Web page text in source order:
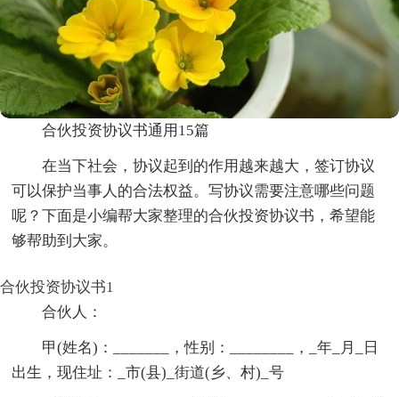
合伙投资协议书通用15篇
在当下社会，协议起到的作用越来越大，签订协议
可以保护当事人的合法权益。写协议需要注意哪些问题
呢？下面是小编帮大家整理的合伙投资协议书，希望能
够帮助到大家。
合伙投资协议书1
合伙人：
甲(姓名)：_______，性别：________，_年_月_日
出生，现住址：_市(县)_街道(乡、村)_号